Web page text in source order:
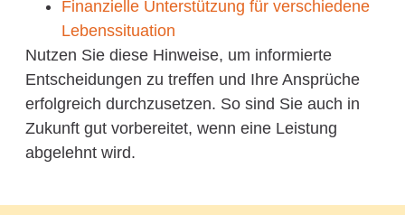
Finanzielle Unterstützung für verschiedene
Lebenssituation
Nutzen Sie diese Hinweise, um informierte
Entscheidungen zu treffen und Ihre Ansprüche
erfolgreich durchzusetzen. So sind Sie auch in
Zukunft gut vorbereitet, wenn eine Leistung
abgelehnt wird.